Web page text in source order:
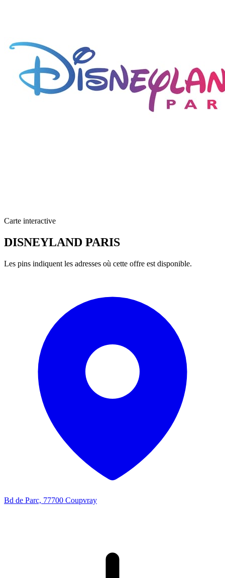
Carte interactive
DISNEYLAND PARIS
Les pins indiquent les adresses où cette offre est disponible.
Bd de Parc, 77700 Coupvray